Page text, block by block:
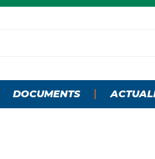
DOCUMENTS